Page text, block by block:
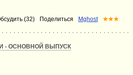
(32) Поделиться Mghost ★★★
- ОСНОВНОЙ ВЫПУСК